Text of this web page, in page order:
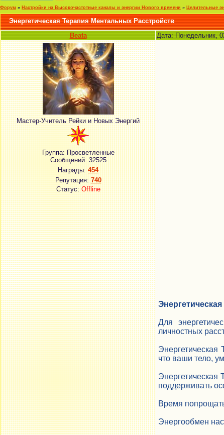
Форум » Настройки на Высокочастотные каналы и энергии Нового времени » Целительные
Энергетическая Терапия Ментальных Расстройств
Beata
Дата: Понедельник,
Мастер-Учитель Рейки и Новых Энергий
Группа: Просветленные
Сообщений:32525
Награды:454
Репутация:740
Статус:Offline
Для
личностных
что ваши тело,
Энергетическая
поддерживать
Время
Энергообмен